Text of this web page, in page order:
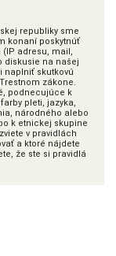
republiky sme
konaní poskytnúť
adresu, mail,
diskusie na našej
naplniť skutkovú
zákone.
podnecujúce k
pleti, jazyka,
národného alebo
k etnickej skupine
v pravidlách
a ktoré nájdete
že ste si pravidlá